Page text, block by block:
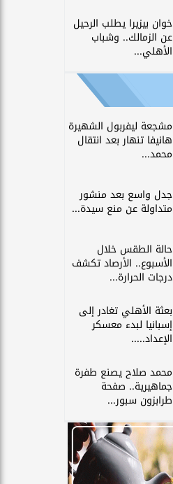
خوان بيزيرا يطلب الرحيل
عن الزمالك.. وشباب
الأهلي...
مشجعة ليفربول الشهيرة
هانيفا تنهار بعد انتقال
محمد...
جدل واسع بعد منشور
متداولة عن منع سيدة...
حالة الطقس خلال
الأسبوع.. الأرصاد تكشف
درجات الحرارة...
بعثة الأهلي تغادر إلى
إسبانيا لبدء معسكر
الإعداد.....
محمد صلاح يصنع طفرة
جماهيرية.. صفحة
طرابزون سبور...